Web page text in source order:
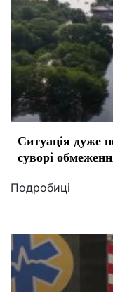
Ситуація дуже
суворі
Подробиці